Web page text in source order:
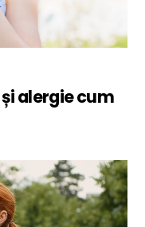
alergie cum